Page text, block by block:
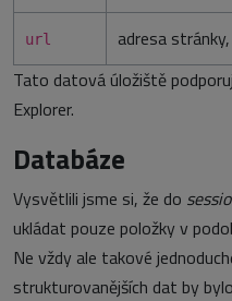
url
adresa
Tato datová úložiště
Explorer.
Databáze
Vysvětlili jsme si, že do
ukládat pouze položky v
Ne vždy ale takové
strukturovanějších dat by